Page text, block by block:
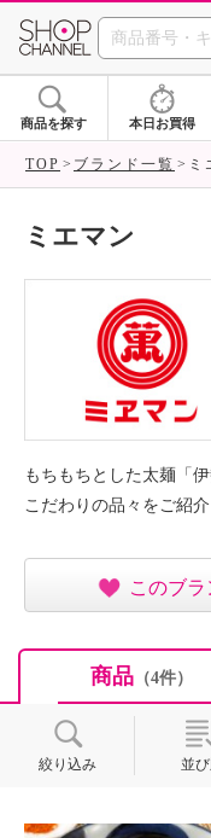
商品を探す 本日お買得
TOP ブランド一覧 ミ
ミエマン
もちもちとした太麺「
こだわりの品々をご紹介
このブ
商品（4件）
絞り込み 並